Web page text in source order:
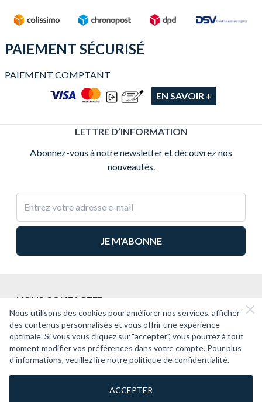
Nous utilisons des cookies pour améliorer nos services, afficher
des contenus personnalisés et vous offrir une expérience
optimale. Si vous vous cliquez sur "accepter", vous pourrez à tout
moment modifier vos préférences dans votre compte. Pour plus
d'informations, veuillez lire notre politique de confidentialité.
ACCEPTER
PAIEMENT SÉCURISÉ
PAIEMENT COMPTANT
EN SAVOIR +
LETTRE D’INFORMATION
Abonnez-vous à notre newsletter et découvrez nos
nouveautés.
Adresse e-mail
NOUS CONTACTER
2CV PASSION
SUPPORT